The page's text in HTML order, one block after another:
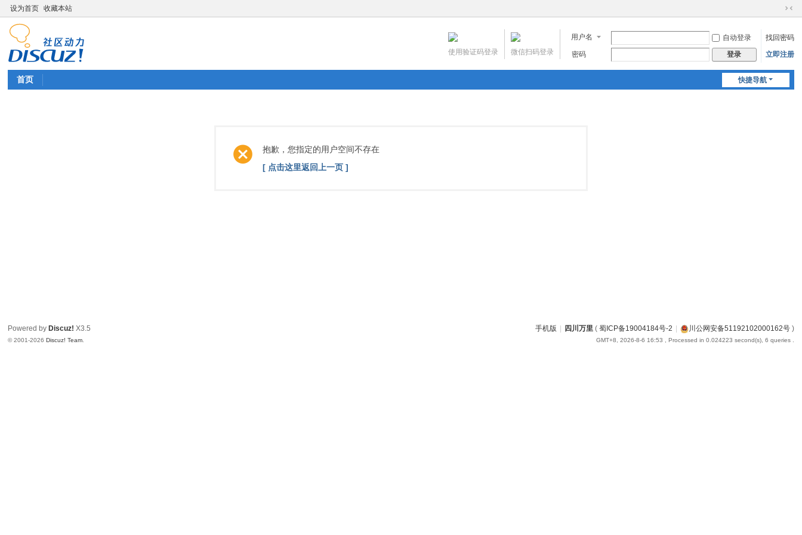
设为首页 收藏本站
切
到
窄
用户名 自动登录
找回密码
密码
登录 立即注册
微信扫码登录
使用验证码登录
快捷导航
首页
抱歉，您指定的用户空间不存在
[ 点击这里返回上一页 ]
手机版 四川万里( 蜀ICP备19004184号-2 川公网安备51192102000162号)
GMT+8, 2026-8-6 16:53 , Processed in 0.024223 second(s), 6 queries .
Powered by Discuz! X3.5
© 2001-2026Discuz! Team